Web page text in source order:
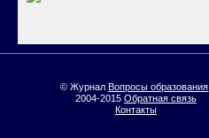
© ЖурналВопросы образования
2004-2015 Обратная связь
Контакты